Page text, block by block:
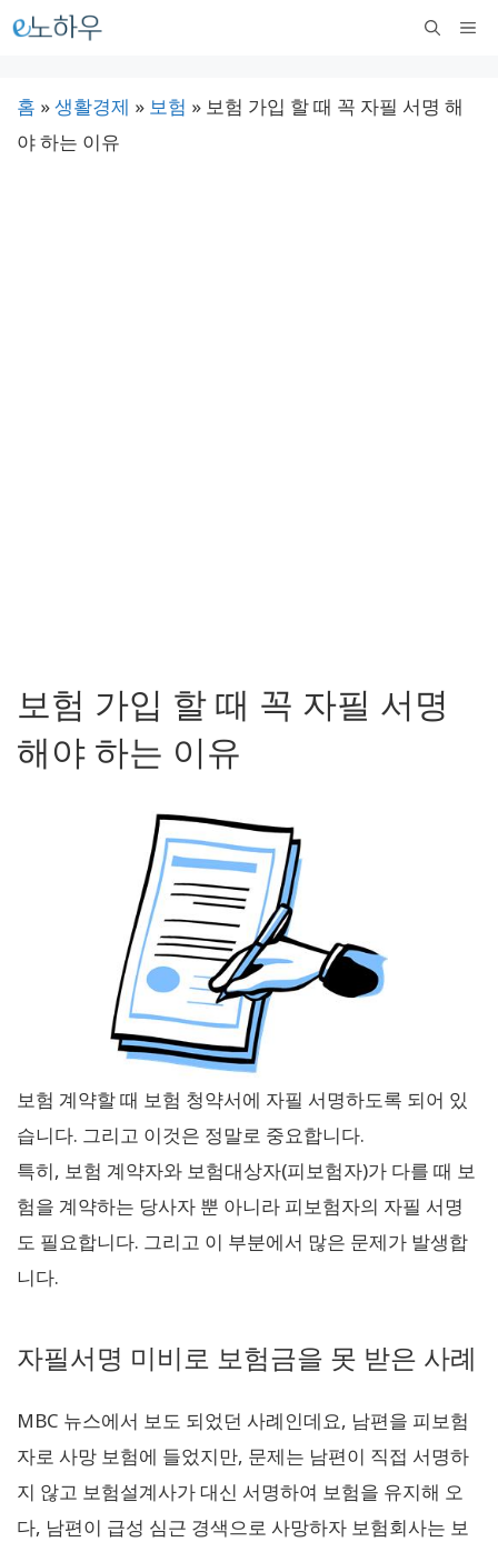
컨
메
홈 »생활경제 » 보험 » 보험 가입 할 때 꼭 자필 서명 해
야 하는 이유
보험 가입 할 때 꼭 자필 서명
해야 하는 이유
보험 계약할 때 보험 청약서에 자필 서명하도록 되어 있
습니다. 그리고 이것은 정말로 중요합니다.
특히, 보험 계약자와 보험대상자(피보험자)가 다를 때 보
험을 계약하는 당사자 뿐 아니라 피보험자의 자필 서명
도 필요합니다. 그리고 이 부분에서 많은 문제가 발생합
니다.
자필서명 미비로 보험금을 못 받은 사례
MBC 뉴스에서 보도 되었던 사례인데요, 남편을 피보험
자로 사망 보험에 들었지만, 문제는 남편이 직접 서명하
지 않고 보험설계사가 대신 서명하여 보험을 유지해 오
다, 남편이 급성 심근 경색으로 사망하자 보험회사는 보